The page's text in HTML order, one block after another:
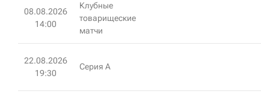
08.08.2026
14:00
Клубные
товарищеские
матчи
22.08.2026
19:30
Серия А